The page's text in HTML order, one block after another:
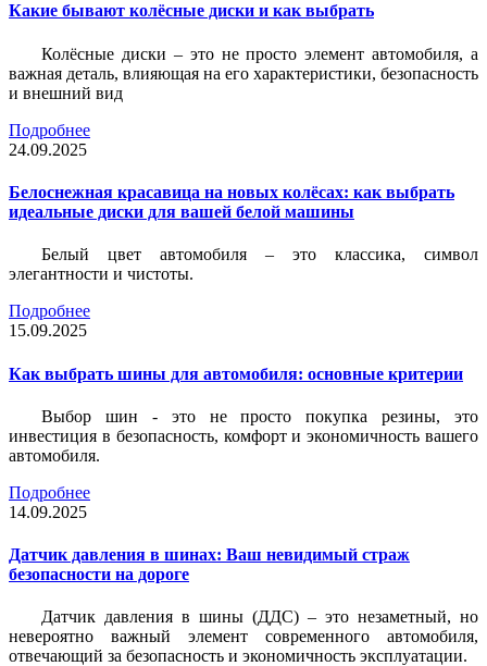
Какие бывают колёсные диски и как выбрать
Колёсные диски – это не просто элемент автомобиля, а
важная деталь, влияющая на его характеристики, безопасность
и внешний вид
Подробнее
24.09.2025
Белоснежная красавица на новых колёсах: как выбрать
идеальные диски для вашей белой машины
Белый цвет автомобиля – это классика, символ
элегантности и чистоты.
Подробнее
15.09.2025
Как выбрать шины для автомобиля: основные критерии
Выбор шин - это не просто покупка резины, это
инвестиция в безопасность, комфорт и экономичность вашего
автомобиля.
Подробнее
14.09.2025
Датчик давления в шинах: Ваш невидимый страж
безопасности на дороге
Датчик давления в шины (ДДС) – это незаметный, но
невероятно важный элемент современного автомобиля,
отвечающий за безопасность и экономичность эксплуатации.